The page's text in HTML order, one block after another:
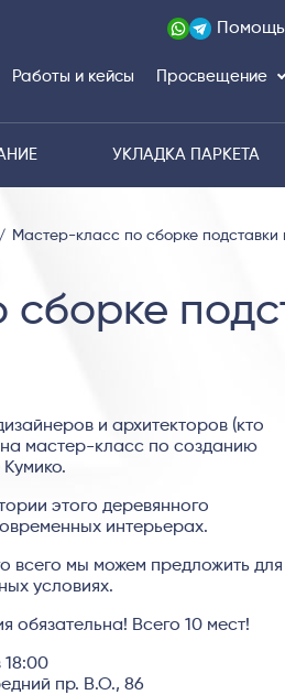
Работы и кейсы Просвещение
Помощь
УКЛАДКА ПАРКЕТА
Мастер-класс по сборке подставки
и архитекторов (кто
мастер-класс по созданию
этого деревянного
интерьерах.
всего мы можем предложить для
условиях.
обязательна! Всего 10 мест!
18:00
пр. В.О., 86